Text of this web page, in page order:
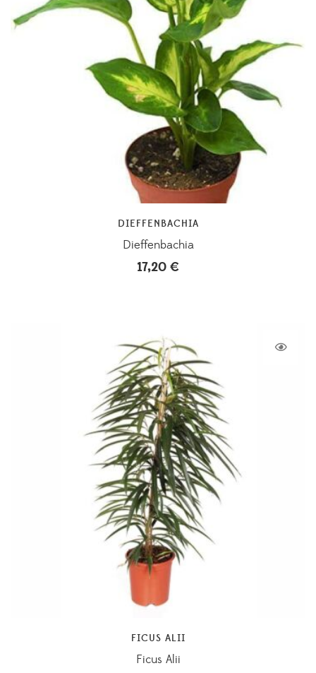
DIEFFENBACHIA
Dieffenbachia
17,20 €
FICUS ALII
Ficus Alii